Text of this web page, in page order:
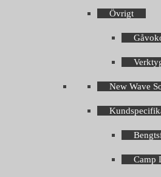
Övrigt
New Wave
Camp